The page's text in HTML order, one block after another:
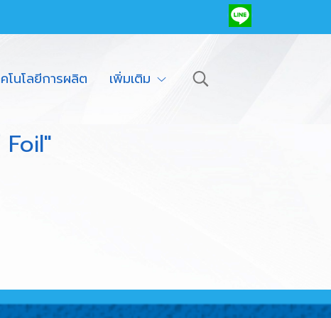
คโนโลยีการผลิต เพิ่มเติม